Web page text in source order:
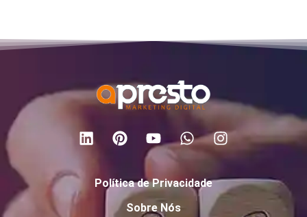
Política de Privacidade
Sobre Nós